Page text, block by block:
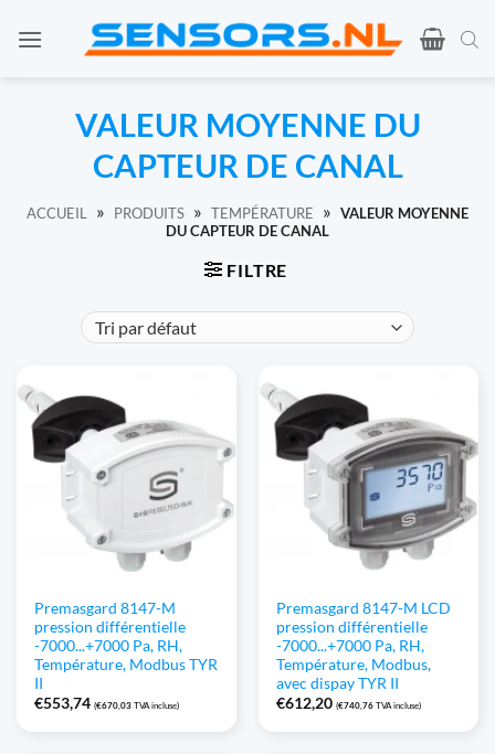
VALEUR MOYENNE DU
CAPTEUR DE CANAL
ACCUEIL » PRODUITS » TEMPÉRATURE » VALEUR MOYENNE
DU CAPTEUR DE CANAL
FILTRE
Premasgard 8147-M
pression différentielle
-7000...+7000 Pa, RH,
Température, Modbus TYR
II
€553,74 (€670,03 TVA incluse)
Premasgard 8147-M LCD
pression différentielle
-7000...+7000 Pa, RH,
Température, Modbus,
avec dispay TYR II
€612,20 (€740,76 TVA incluse)